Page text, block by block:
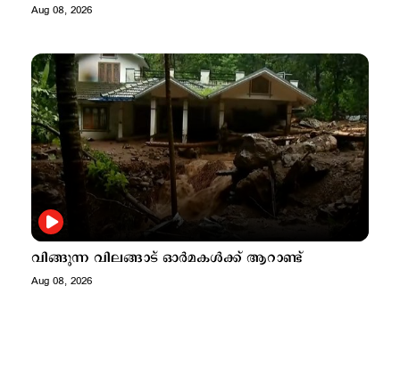
Aug 08, 2026
വിങ്ങുന്ന വിലങ്ങാട് ഓര്‍മകള്‍ക്ക് ആറാണ്ട്
Aug 08, 2026